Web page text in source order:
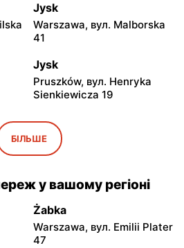
Jysk
Warszawa, вул. Malborska
41
Jysk
Pruszków, вул. Henryka
Sienkiewicza 19
4
Jysk
Wołomin, вул. Geodetów 2
Łubna, вул. Łubna 69
Jysk
Nowy Dwór Mazowiecki,
БІЛЬШЕ
у вашому регіоні
Żabka
Warszawa, вул. Emilii Plater
47